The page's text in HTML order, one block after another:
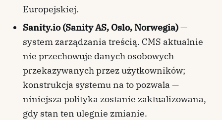
Europejskiej.
Sanity.io (Sanity AS, Oslo, Norwegia)—
system zarządzania treścią. CMS aktualnie
nie przechowuje danych osobowych
przekazywanych przez użytkowników;
konstrukcja systemu na to pozwala —
niniejsza polityka zostanie zaktualizowana,
gdy stan ten ulegnie zmianie.